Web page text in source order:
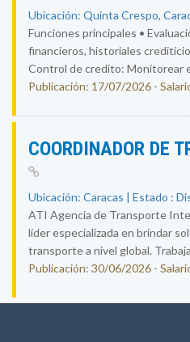
Ubicación: Quinta Crespo,
Funciones principales •
financieros, historiales
Control de credito: Monitorear
Publicación: 17/07/2026 -
COORDINADOR DE
Ubicación: Caracas | Estado :
ATI Agencia de Transporte
líder especializada en brindar
transporte a nivel global.
Publicación: 30/06/2026 -